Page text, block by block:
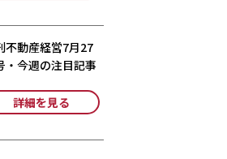
不動産経営7月27
・今週の注目記事
詳細を見る